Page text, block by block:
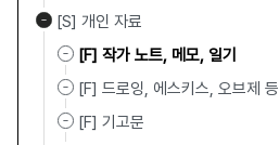
[S] 개인 자료
[F] 작가 노트, 메모, 일기
[F] 드로잉, 에스키스, 오브제 등
[F] 기고문